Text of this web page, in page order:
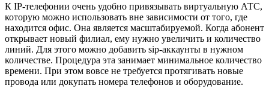
К IP-телефонии очень удобно привязывать виртуальную АТС,
которую можно использовать вне зависимости от того, где
находится офис. Она является масштабируемой. Когда абонент
открывает новый филиал, ему нужно увеличить и количество
линий. Для этого можно добавить sip-аккаунты в нужном
количестве. Процедура эта занимает минимальное количество
времени. При этом вовсе не требуется протягивать новые
провода или докупать номера телефонов и оборудование.